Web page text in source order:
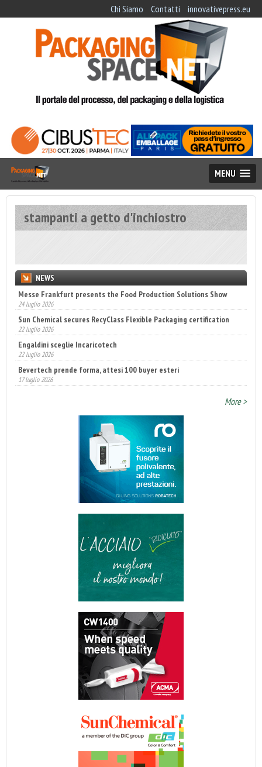
Chi Siamo Contatti innovativepress.eu
MENU
stampanti a getto d'inchiostro
NEWS
Messe Frankfurt presents the Food Production Solutions Show
24 luglio 2026
Sun Chemical secures RecyClass Flexible Packaging certification
22 luglio 2026
Engaldini sceglie Incaricotech
22 luglio 2026
Bevertech prende forma, attesi 100 buyer esteri
17 luglio 2026
More >